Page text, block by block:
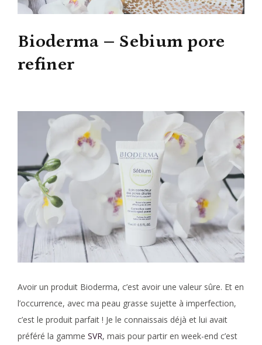
Bioderma – Sebium pore
refiner
Avoir un produit Bioderma, c’est avoir une valeur sûre. Et en
l’occurrence, avec ma peau grasse sujette à imperfection,
c’est le produit parfait ! Je le connaissais déjà et lui avait
préféré la gamme SVR, mais pour partir en week-end c’est